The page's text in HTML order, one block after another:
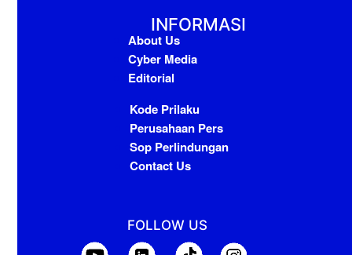
INFORMASI
About Us
Cyber Media
Editorial
Kode Prilaku
Perusahaan Pers
Sop Perlindungan
Contact Us
FOLLOW US